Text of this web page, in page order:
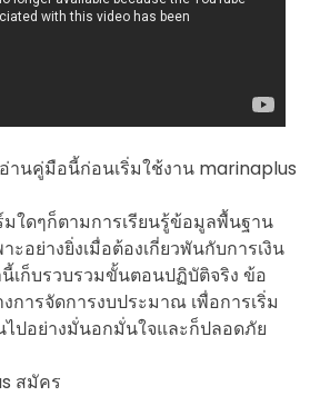
านคู่มือนี้ก่อนเริ่มใช้งาน marinaplus
ใดๆก็ตามการเรียนรู้ข้อมูลพื้นฐาน
าะอย่างยิ่งเมื่อต้องเกี่ยวพันกับการเงิน
เก็บรวบรวมขั้นตอนปฏิบัติจริง ข้อ
การจัดการงบประมาณ เพื่อการเริ่ม
ปอย่างมั่นอกมั่นใจและก็ปลอดภัย
สมัคร